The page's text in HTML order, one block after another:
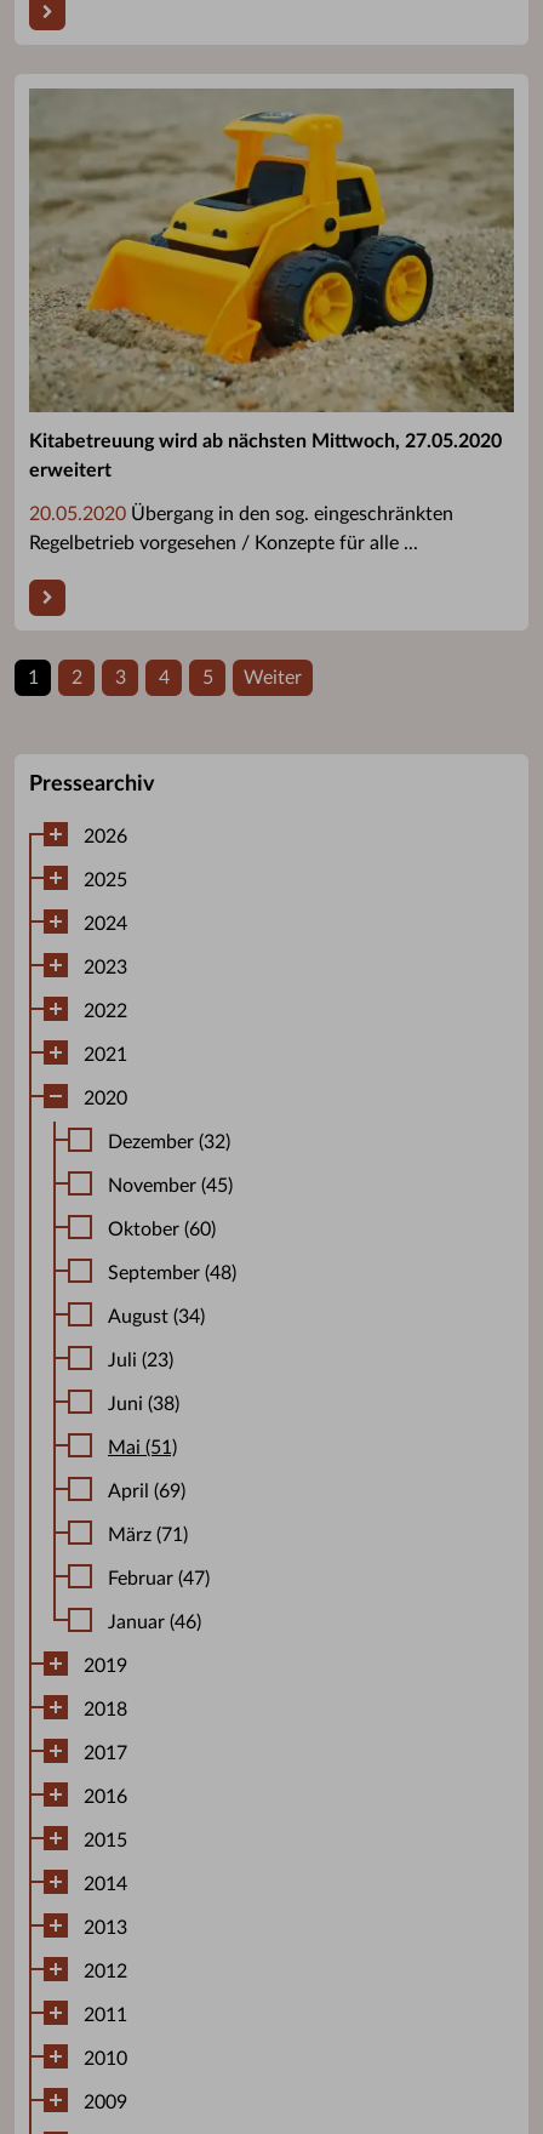
Kitabetreuung wird ab nächsten Mittwoch, 27.05.2020
erweitert
20.05.2020 Übergang in den sog. eingeschränkten
Regelbetrieb vorgesehen / Konzepte für alle ...
1 2 3 4 5 Weiter
Pressearchiv
2026
2025
2024
2023
2022
2021
2020
Dezember (32)
November (45)
Oktober (60)
September (48)
August (34)
Juli (23)
Juni (38)
Mai (51)
April (69)
März (71)
Februar (47)
Januar (46)
2019
2018
2017
2016
2015
2014
2013
2012
2011
2010
2009